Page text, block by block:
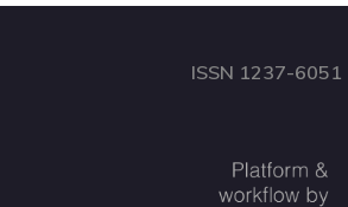
ISSN 1237-6051